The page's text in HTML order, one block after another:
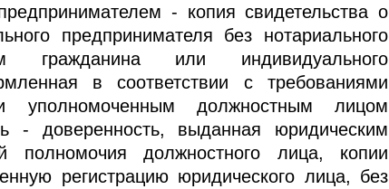
- копия свидетельства о
предпринимателя без нотариального
гражданина или индивидуального
в соответствии с требованиями
уполномоченным должностным лицом
- доверенность, выданная юридическим
должностного лица, копии
регистрацию юридического лица, без